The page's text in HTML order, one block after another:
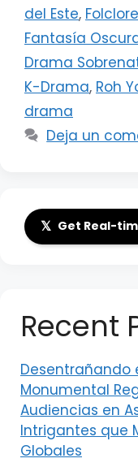
del Este,
Fantasía
Drama
K-Drama, Roh
drama
Deja un
𝕏 Get Real-
Recent
Desentrañando
Monumental
Audiencias en
Intrigantes que
Globales